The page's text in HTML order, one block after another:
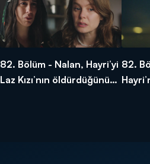
82. Bölüm - Nalan, Hayri’yi
Laz Kızı’nın öldürdüğünü
82.